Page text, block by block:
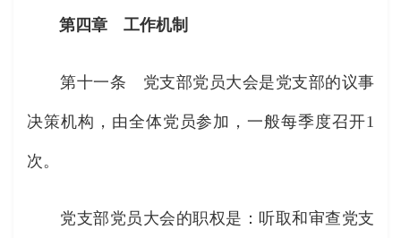
第四章 工作机制
第十一条 党支部党员大会是党支部的议事
决策机构，由全体党员参加，一般每季度召开1
次。
党支部党员大会的职权是：听取和审查党支